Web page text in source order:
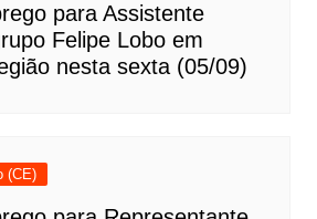
para Assistente
Felipe Lobo em
nesta sexta (05/09)
(CE)